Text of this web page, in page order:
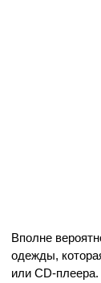
Вполне
одежды,
или CD-